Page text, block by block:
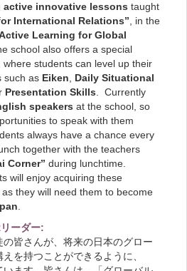
active innovative lessons taught
International Relations”, in the
Learning for Global
school also offers a special
where students can level up their
such as Eiken, Daily Situational
Presentation Skills. Currently
speakers at the school, so
to speak with them
always have a chance every
together with the teachers
Corner” during lunchtime.
will enjoy acquiring these
they will need them to become
.
ーダー:
皆さんが、将来の日本のグロー
を持つことができるように、